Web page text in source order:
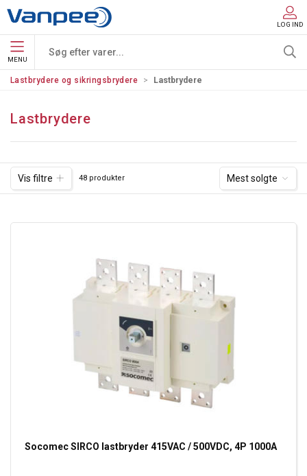
LOG IND
MENU
Lastbrydere og sikringsbrydere Lastbrydere
Lastbrydere
Vis filtre 48 produkter Mest solgte
Socomec SIRCO lastbryder 415VAC / 500VDC, 4P 1000A